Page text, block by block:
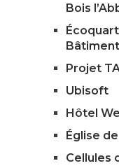
Bois
Bâtiment
Projet
Ubisoft
Hôtel
Église
Cellules